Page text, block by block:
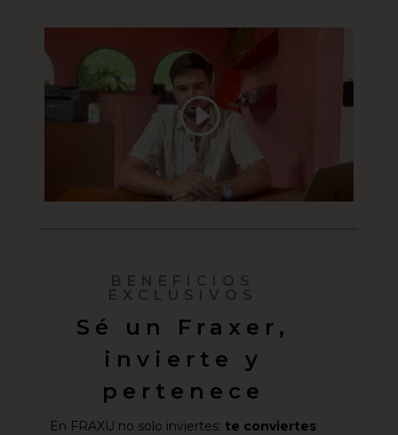
BENEFICIOS
EXCLUSIVOS
Sé un Fraxer,
invierte y
pertenece
En FRAXU no solo inviertes: te conviertes